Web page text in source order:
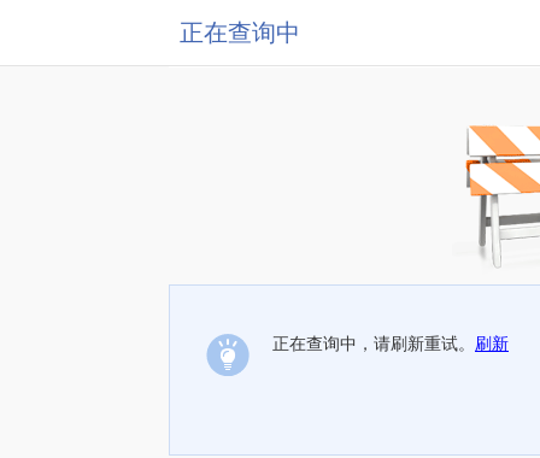
正在查询中
正在查询中，请刷新重试。 刷新